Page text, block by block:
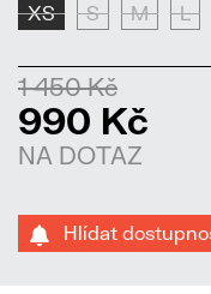
XS S M L
1 450 Kč
990 Kč
NA DOTAZ
Hlídat